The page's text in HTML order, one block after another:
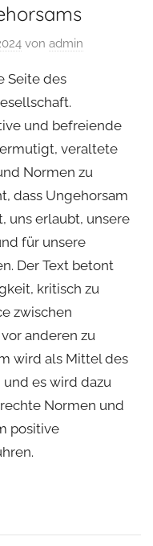
von admin
Seite des
und befreiende
veraltete
Normen zu
dass Ungehorsam
uns erlaubt, unsere
für unsere
Der Text betont
kritisch zu
zwischen
anderen zu
wird als Mittel des
es wird dazu
Normen und
positive